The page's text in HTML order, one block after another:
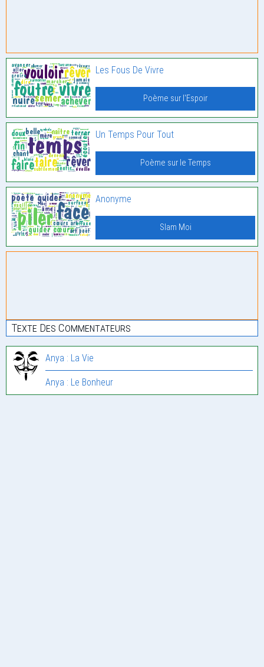
Les Fous De Vivre
Poème sur l'Espoir
Un Temps Pour Tout
Poème sur le Temps
Anonyme
Slam Moi
Texte Des Commentateurs
Anya : La Vie
Anya : Le Bonheur